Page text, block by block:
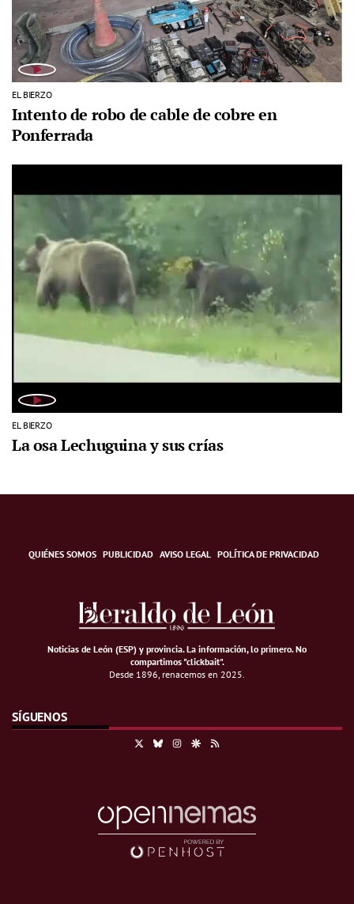
EL BIERZO
Intento de robo de cable de cobre en
Ponferrada
EL BIERZO
La osa Lechuguina y sus crías
QUIÉNES SOMOS PUBLICIDAD AVISO LEGAL POLÍTICA DE PRIVACIDAD
Noticias de León (ESP) y provincia. La información, lo primero.No
compartimos "clickbait".
Desde 1896, renacemos en 2025.
SÍGUENOS
BlueskyInstagramGoogle Discover